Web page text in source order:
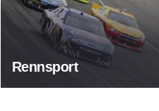
Rennsport